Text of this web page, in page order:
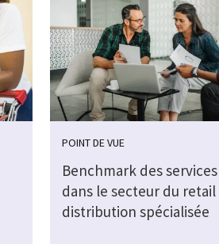
POINT DE VUE
Benchmark des
dans le secteur du
distribution spécialisée